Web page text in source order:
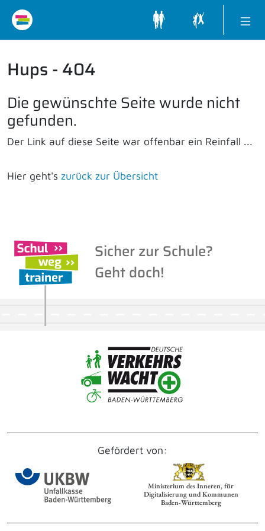
Hups - 404
Die gewünschte Seite wurde nicht
gefunden.
Der Link auf diese Seite war offenbar ein Reinfall ...
Hier geht's zurück zur Übersicht
Sicher zur Schule?
Geht doch!
Gefördert von:
Ministerium des Inneren, für
Digitalisierung und Kommunen
Baden‑Württemberg